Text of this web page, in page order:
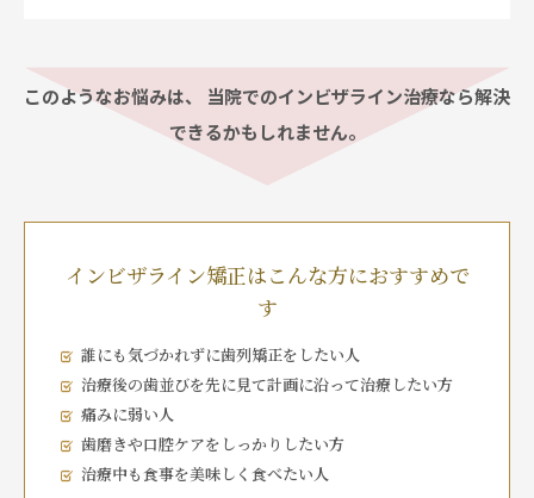
このようなお悩みは、
当院でのインビザライン治療なら解決
できるかもしれません。
インビザライン矯正はこんな方におすすめで
す
誰にも気づかれずに歯列矯正をしたい人
治療後の歯並びを先に見て計画に沿って治療したい方
痛みに弱い人
歯磨きや口腔ケアをしっかりしたい方
治療中も食事を美味しく食べたい人